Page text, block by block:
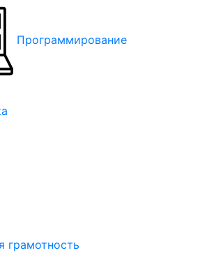
Программирование
грамотность